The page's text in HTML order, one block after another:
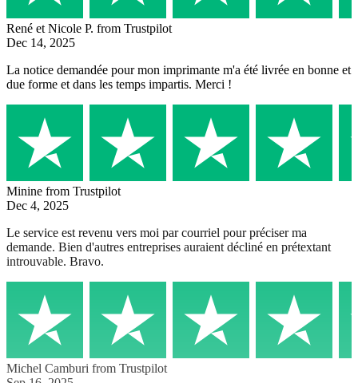
René et Nicole P. from Trustpilot
Dec 14, 2025
La notice demandée pour mon imprimante m'a été livrée en bonne et
due forme et dans les temps impartis. Merci !
Minine from Trustpilot
Dec 4, 2025
Le service est revenu vers moi par courriel pour préciser ma
demande. Bien d'autres entreprises auraient décliné en prétextant
introuvable. Bravo.
Michel Camburi from Trustpilot